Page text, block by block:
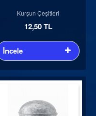
Kurşun Çeşitleri
12,50 TL
İncele